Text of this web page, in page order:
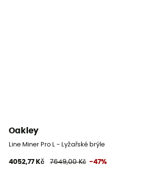
Oakley
Line Miner Pro L - Lyžařské brýle
4052,77 Kč 7649,00 Kč -47%